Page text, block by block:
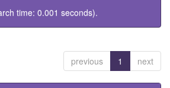
time: 0.001 seconds).
previous 1 next